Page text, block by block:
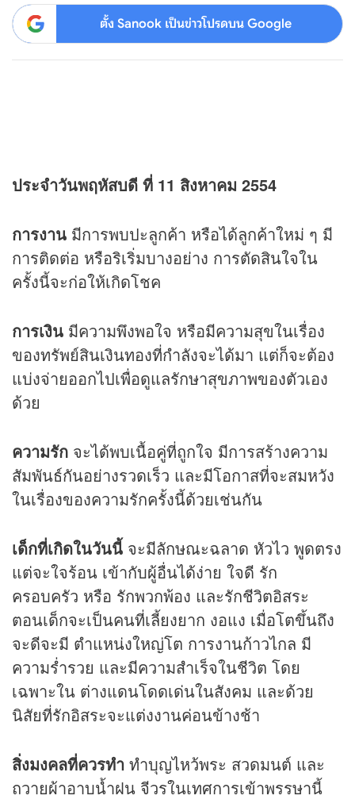
ตั้ง Sanook เป็นข่าวโปรดบน Google
ประจำวันพฤหัสบดี ที่ 11 สิงหาคม 2554
การงาน มีการพบปะลูกค้า หรือได้ลูกค้าใหม่ ๆ มี
การติดต่อ หรือริเริ่มบางอย่าง การตัดสินใจใน
ครั้งนี้จะก่อให้เกิดโชค
การเงิน มีความพึงพอใจ หรือมีความสุขในเรื่อง
ของทรัพย์สินเงินทองที่กำลังจะได้มา แต่ก็จะต้อง
แบ่งจ่ายออกไปเพื่อดูแลรักษาสุขภาพของตัวเอง
ด้วย
ความรัก จะได้พบเนื้อคู่ที่ถูกใจ มีการสร้างความ
สัมพันธ์กันอย่างรวดเร็ว และมีโอกาสที่จะสมหวัง
ในเรื่องของความรักครั้งนี้ด้วยเช่นกัน
เด็กที่เกิดในวันนี้ จะมีลักษณะฉลาด หัวไว พูดตรง
แต่จะใจร้อน เข้ากับผู้อื่นได้ง่าย ใจดี รัก
ครอบครัว หรือ รักพวกพ้อง และรักชีวิตอิสระ
ตอนเด็กจะเป็นคนที่เลี้ยงยาก งอแง เมื่อโตขึ้นถึง
จะดีจะมี ตำแหน่งใหญ่โต การงานก้าวไกล มี
ความร่ำรวย และมีความสำเร็จในชีวิต โดย
เฉพาะใน ต่างแดนโดดเด่นในสังคม และด้วย
นิสัยที่รักอิสระจะแต่งงานค่อนข้างช้า
สิ่งมงคลที่ควรทำ ทำบุญไหว้พระ สวดมนต์ และ
ถวายผ้าอาบน้ำฝน จีวรในเทศการเข้าพรรษานี้